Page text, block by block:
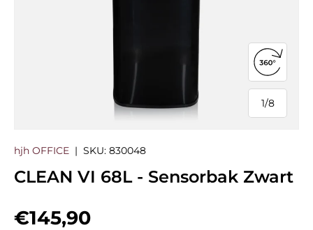
1/
van
8
360°-
hjh OFFICE | SKU: 830048
CLEAN VI 68L - Sensorbak Zwart
Reguliere prijs
€145,90